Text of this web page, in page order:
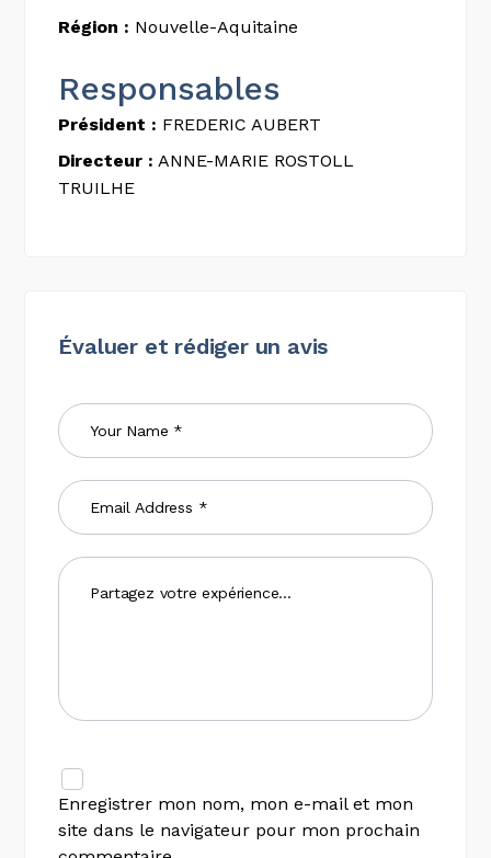
Région : Nouvelle-Aquitaine
Responsables
Président : FREDERIC AUBERT
Directeur : ANNE-MARIE ROSTOLL
TRUILHE
Évaluer et rédiger un avis
Enregistrer mon nom, mon e-mail et mon
site dans le navigateur pour mon prochain